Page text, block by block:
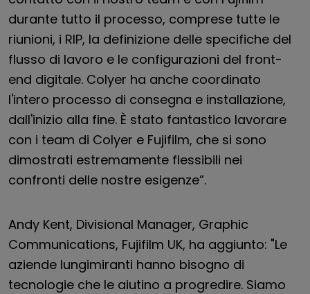
durante tutto il processo, comprese tutte le
riunioni, i RIP, la definizione delle specifiche del
flusso di lavoro e le configurazioni del front-
end digitale. Colyer ha anche coordinato
l'intero processo di consegna e installazione,
dall'inizio alla fine. È stato fantastico lavorare
con i team di Colyer e Fujifilm, che si sono
dimostrati estremamente flessibili nei
confronti delle nostre esigenze”.
Andy Kent, Divisional Manager, Graphic
Communications, Fujifilm UK, ha aggiunto: "Le
aziende lungimiranti hanno bisogno di
tecnologie che le aiutino a progredire. Siamo